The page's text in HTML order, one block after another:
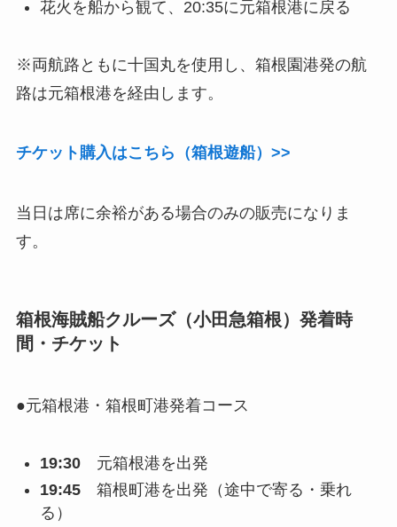
花火を船から観て、20:35に元箱根港に戻る
※両航路ともに十国丸を使用し、箱根園港発の航
路は元箱根港を経由します。
チケット購入はこちら（箱根遊船）>>
当日は席に余裕がある場合のみの販売になりま
す。
箱根海賊船クルーズ（小田急箱根）発着時
間・チケット
●元箱根港・箱根町港発着コース
19:30元箱根港を出発
19:45箱根町港を出発（途中で寄る・乗れ
る）